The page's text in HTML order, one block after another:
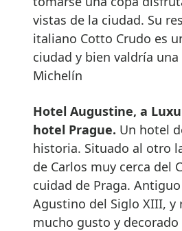
vistas de la ciudad. Su
italiano Cotto Crudo es
ciudad y bien valdría
Michelín
Hotel Augustine, a
hotel Prague. Un hotel
historia. Situado al otro
de Carlos muy cerca del
cuidad de Praga.
Agustino del Siglo XIII, y
mucho gusto y